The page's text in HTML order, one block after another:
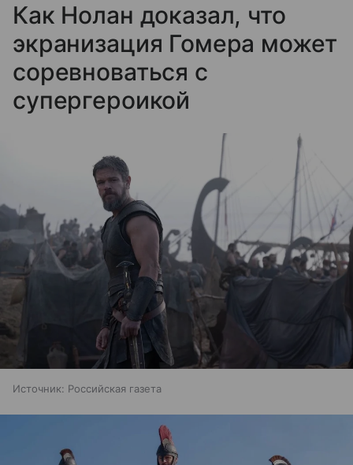
Как Нолан доказал, что
экранизация Гомера может
соревноваться с
супергероикой
Источник: Российская газета